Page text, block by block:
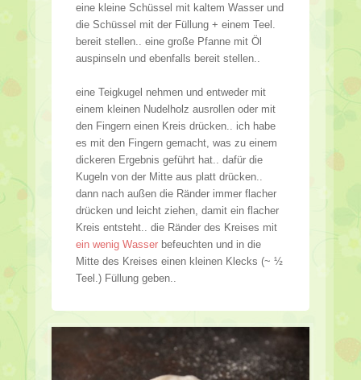
eine kleine Schüssel mit kaltem Wasser und
die Schüssel mit der Füllung + einem Teel.
bereit stellen.. eine große Pfanne mit Öl
auspinseln und ebenfalls bereit stellen..
eine Teigkugel nehmen und entweder mit
einem kleinen Nudelholz ausrollen oder mit
den Fingern einen Kreis drücken.. ich habe
es mit den Fingern gemacht, was zu einem
dickeren Ergebnis geführt hat.. dafür die
Kugeln von der Mitte aus platt drücken..
dann nach außen die Ränder immer flacher
drücken und leicht ziehen, damit ein flacher
Kreis entsteht.. die Ränder des Kreises mit
ein wenig Wasser befeuchten und in die
Mitte des Kreises einen kleinen Klecks (~ ½
Teel.) Füllung geben..